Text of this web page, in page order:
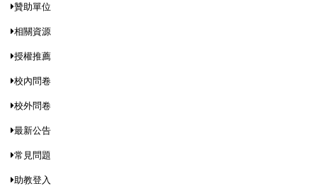
贊助單位
相關資源
授權推薦
校內問卷
校外問卷
最新公告
常見問題
助教登入